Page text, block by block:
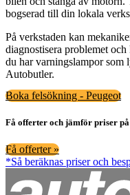
bogserad till din lokala
På verkstaden kan
diagnostisera problemet
du har varningslampor som
Autobutler.
Boka felsökning - Peugeot
Få offerter och jämför priser
Få offerter »
*Så beräknas priser och